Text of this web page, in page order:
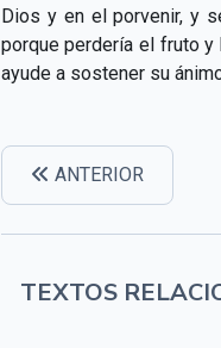
Dios y en el porvenir, y
porque perdería el fruto y
ayude a sostener su
ANTERIOR
TEXTOS